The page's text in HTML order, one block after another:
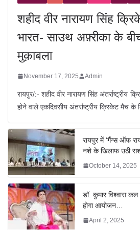
शहीद वीर नारायण सिंह
भारत- साउथ अफ़्रीका के
मुक़ाबला
November 17, 2025 Admin
रायपुर/:- शहीद वीर नारायण सिंह अंतर्राष्ट्रीय
होने वाले एकदिवसीय अंतर्राष्ट्रीय क्रिकेट मैच के
रायपुर में ‘गैंग्स ऑफ
नशे के खिलाफ उठी
October 14, 2025
डॉ. कुमार विश्वास
होगा आयोजन…
April 2, 2025